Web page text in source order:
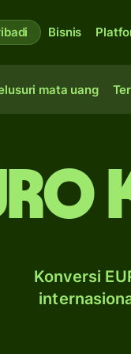
Bisnis
mata uang
Konversi